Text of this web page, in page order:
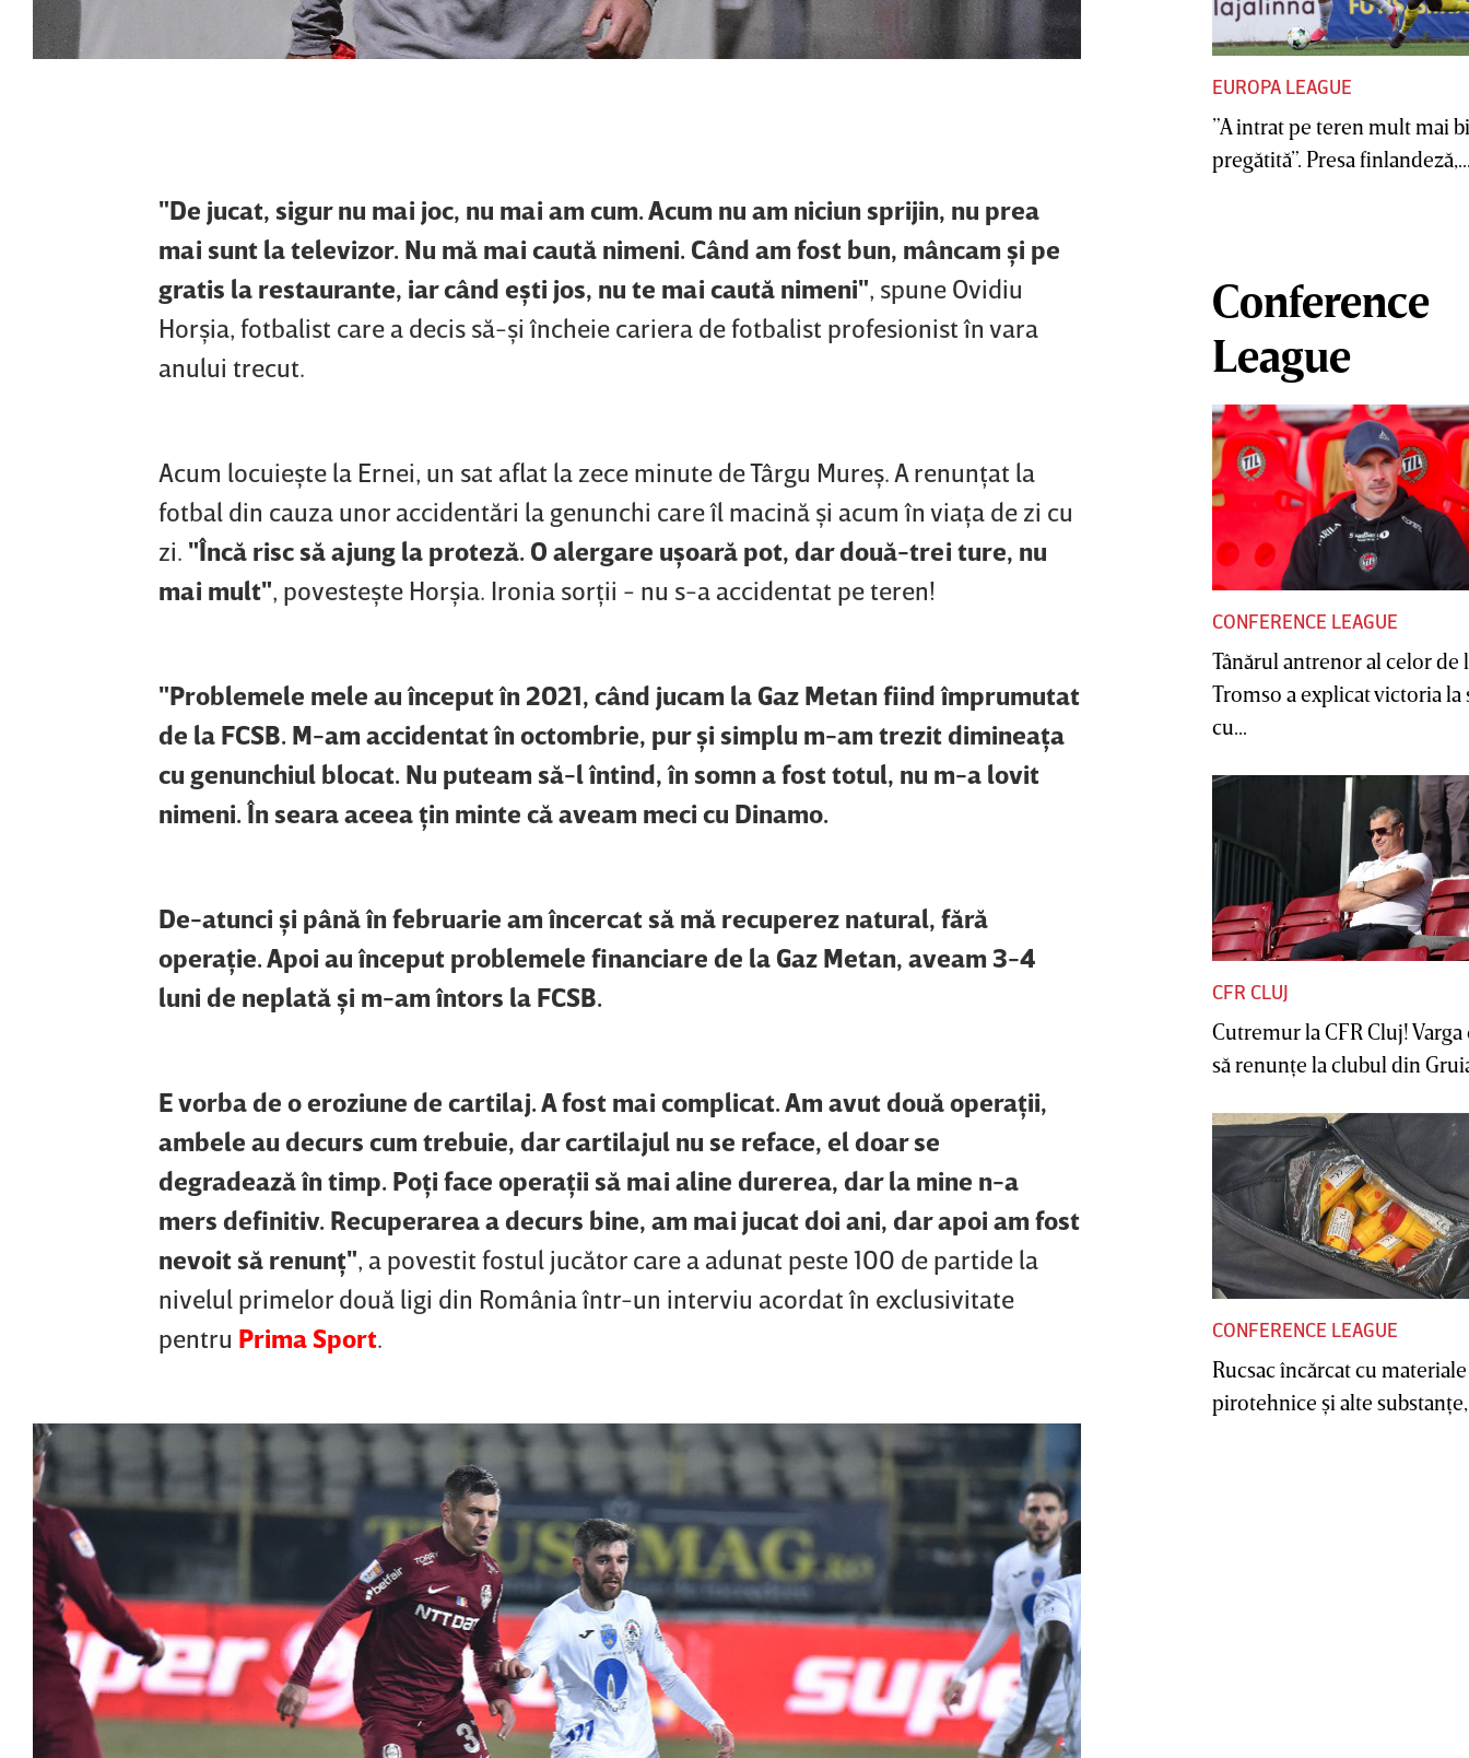
"De jucat, sigur nu mai joc, nu mai am cum. Acum nu am niciun sprijin, nu prea
mai sunt la televizor. Nu mă mai caută nimeni. Când am fost bun, mâncam şi pe
gratis la restaurante, iar când eşti jos, nu te mai caută nimeni", spune Ovidiu
Horşia, fotbalist care a decis să-şi încheie cariera de fotbalist profesionist în vara
anului trecut.
Acum locuieşte la Ernei, un sat aflat la zece minute de Târgu Mureş. A renunţat la
fotbal din cauza unor accidentări la genunchi care îl macină şi acum în viaţa de zi cu
zi. "Încă risc să ajung la proteză. O alergare uşoară pot, dar două-trei ture, nu
mai mult", povesteşte Horşia. Ironia sorţii - nu s-a accidentat pe teren!
"Problemele mele au început în 2021, când jucam la Gaz Metan fiind împrumutat
de la FCSB. M-am accidentat în octombrie, pur şi simplu m-am trezit dimineaţa
cu genunchiul blocat. Nu puteam să-l întind, în somn a fost totul, nu m-a lovit
nimeni. În seara aceea ţin minte că aveam meci cu Dinamo.
De-atunci şi până în februarie am încercat să mă recuperez natural, fără
operaţie. Apoi au început problemele financiare de la Gaz Metan, aveam 3-4
luni de neplată şi m-am întors la FCSB.
E vorba de o eroziune de cartilaj. A fost mai complicat. Am avut două operaţii,
ambele au decurs cum trebuie, dar cartilajul nu se reface, el doar se
degradează în timp. Poţi face operaţii să mai aline durerea, dar la mine n-a
mers definitiv. Recuperarea a decurs bine, am mai jucat doi ani, dar apoi am fost
nevoit să renunţ", a povestit fostul jucător care a adunat peste 100 de partide la
nivelul primelor două ligi din România într-un interviu acordat în exclusivitate
pentru Prima Sport.
EUROPA LEAGUE
”A intrat pe teren mult mai
pregătită”. Presa
Conference
League
CONFERENCE LEAGUE
Tânărul antrenor al celor de
Tromso a explicat victoria la
cu...
CFR CLUJ
Cutremur la CFR Cluj! Varga
să renunţe la clubul din
CONFERENCE LEAGUE
Rucsac încărcat cu materiale
pirotehnice şi alte substanţe,